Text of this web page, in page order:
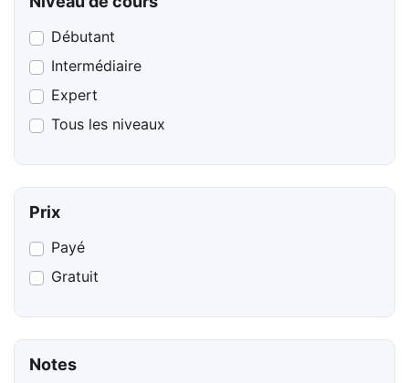
Débutant
Intermédiaire
Expert
Tous les niveaux
Prix
Payé
Gratuit
Notes